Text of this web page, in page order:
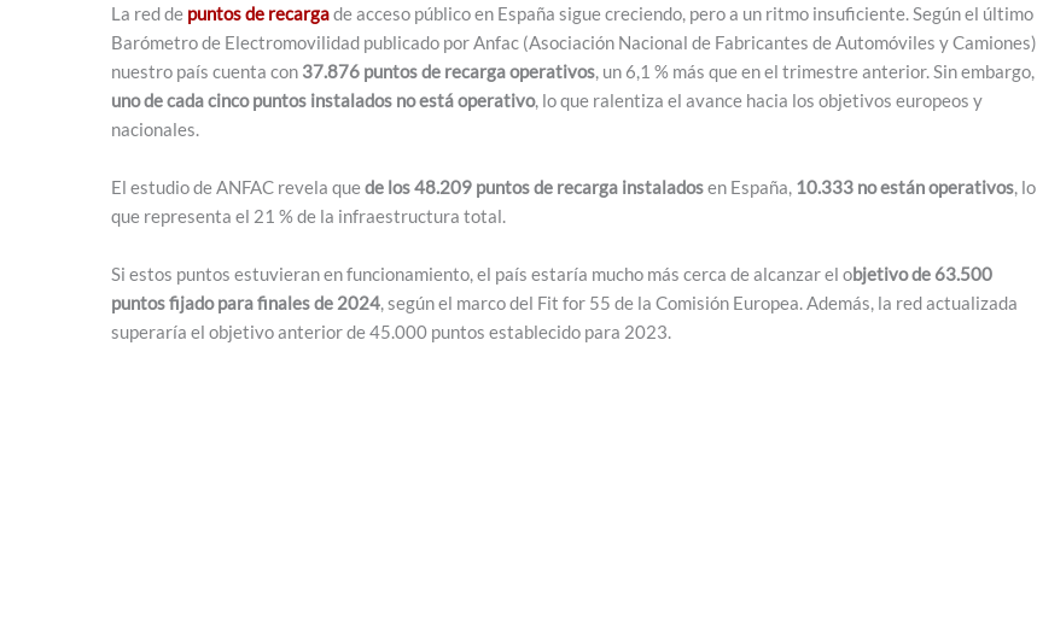
La red de puntos de recargade acceso público en España sigue creciendo, pero a un ritmo insuficiente. Según el último
Barómetro de Electromovilidad publicado por Anfac (Asociación Nacional de Fabricantes de Automóviles y Camiones),
nuestro país cuenta con 37.876 puntos de recarga operativos , un 6,1 % más que en el trimestre anterior. Sin embargo,
uno de cada cinco puntos instalados no está operativo, lo que ralentiza el avance hacia los objetivos europeos y
nacionales.
El estudio de ANFAC revela quede los 48.209 puntos de recarga instaladosen España, 10.333 no están operativos , lo
que representa el 21 % de la infraestructura total.
Si estos puntos estuvieran en funcionamiento, el país estaría mucho más cerca de alcanzar el objetivo de 63.500
puntos fijado para finales de 2024 , según el marco del Fit for 55 de la Comisión Europea. Además, la red actualizada
superaría el objetivo anterior de 45.000 puntos establecido para 2023.